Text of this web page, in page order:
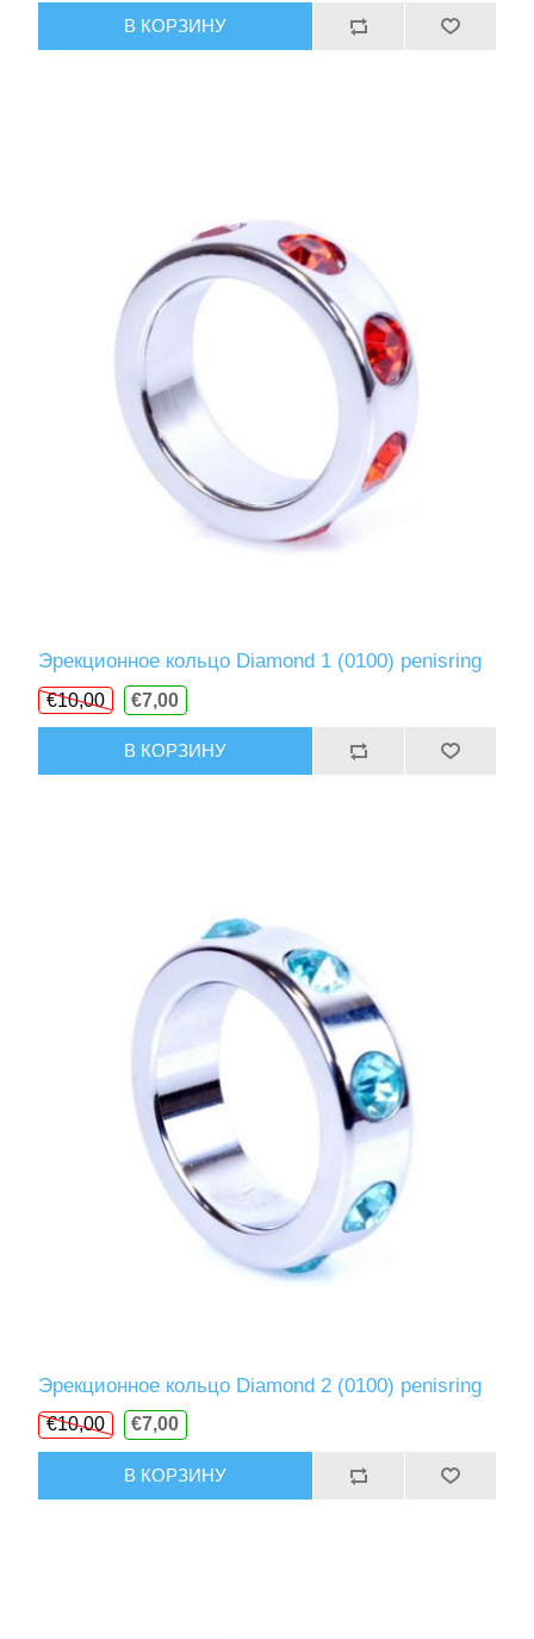
В КОРЗИНУ
Эрекционное кольцо Diamond 1 (0100) penisring
€10,00 €7,00
В КОРЗИНУ
Эрекционное кольцо Diamond 2 (0100) penisring
€10,00 €7,00
В КОРЗИНУ